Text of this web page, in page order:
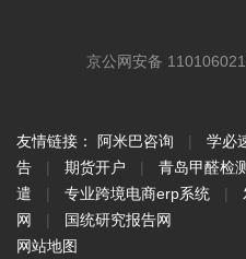
京公网安备
友情链接： 阿米巴咨询 | 学必
告
| 期货开户 | 青岛甲醛检测
遣
| 专业跨境电商erp系统 |
网
|
国统研究报告网
网站地图